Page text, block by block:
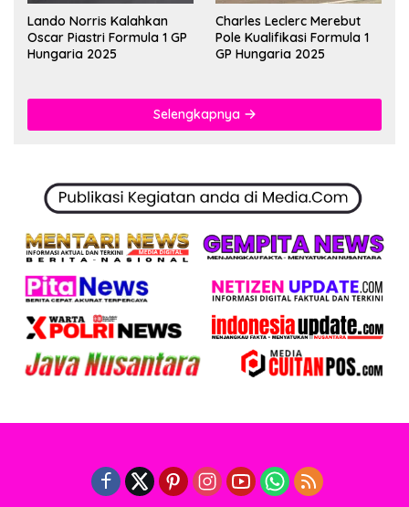
Lando Norris Kalahkan
Oscar Piastri Formula 1 GP
Hungaria 2025
Charles Leclerc Merebut
Pole Kualifikasi Formula 1
GP Hungaria 2025
Selengkapnya